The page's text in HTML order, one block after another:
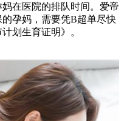
在医院的排队时间。爱帝
孕妈，需要凭B超单尽快
划生育证明》。